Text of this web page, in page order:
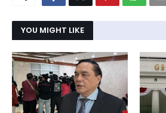
YOU MIGHT LIKE